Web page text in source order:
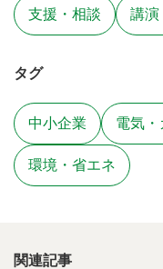
支援・相談 講演
タグ
中小企業 電気
環境・省エネ
関連記事